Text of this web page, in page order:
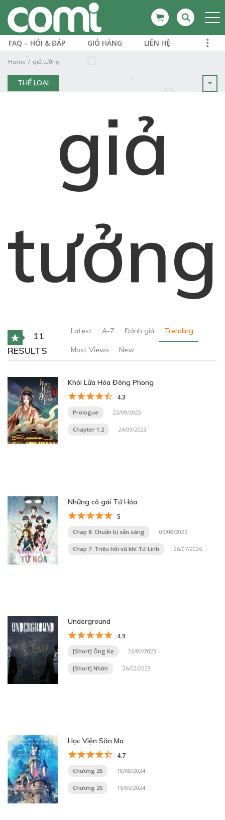
FAQ – HỎI & ĐÁP GIỎ HÀNG LIÊN HỆ
Home giả tưởng
THỂ LOẠI
giả
tưởng
11
RESULTS
Latest A-Z Đánh giá Trending
Most Views New
Khói Lửa Hóa Đông Phong
4.3
Prologue 23/09/2023
Chapter 1.2 24/09/2023
Những cô gái Tứ Hóa
5
Chap 8: Chuẩn bị sẵn sàng 06/08/2026
Chap 7: Triệu hồi vũ khí Tứ Linh 26/07/2026
Underground
4.9
[Short] Ông Kẹ 26/02/2023
[Short] Nhờn 26/02/2023
Học Viện Săn Ma
4.7
Chương 26 18/08/2024
Chương 25 16/06/2024